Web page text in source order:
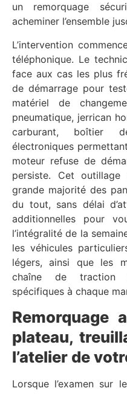
un remorquage
acheminer l’ensemble
L’intervention
téléphonique. Le
face aux cas les plus
de démarrage pour
matériel de
pneumatique, jerrican
carburant, boîtier
électroniques
moteur refuse de
persiste. Cet
grande majorité des
du tout, sans délai
additionnelles pour
l’intégralité de la
les véhicules
légers, ainsi que les
chaîne de traction
spécifiques à chaque
Remorquage
plateau,
l’atelier de
Lorsque l’examen sur